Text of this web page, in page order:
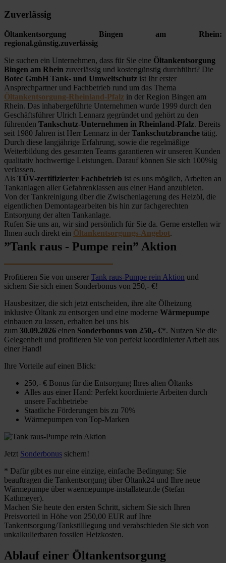
Zuverlässig
Öltankentsorgung Bingen am Rhein:
regional.günstig.zuverlässig
Sie suchen ein Unternehmen, dass für Sie eine Öltankentsorgung
Bingen am Rhein zuverlässig und kostengünstig durchführt? Die
Botec GmbH Tank- und Umweltschutz ist Ihr erster
Ansprechpartner und Fachbetrieb rund um das Thema
Öltankentsorgung-Rheinland-Pfalz in der Region Bingen am
Rhein. Das inhabergeführte Unternehmen wurde 1999 durch den
Geschäftsführer Ulrich Lennarz gegründet und gehört zu den
führenden Tankschutz-Unternehmen in Rheinland-Pfalz. Bereits
seit 1980 Jahren ist Herr Lennarz in der Tankschutzbranche tätig.
Durch diese langjährige Erfahrung, sowie die regelmäßige
Weiterbildung des gesamten Teams garantieren wir unseren Kunden
qualitativ hochwertige Leistungen. Darauf können Sie sich 100%ig
verlassen.
Als TÜV-zertifizierter Fachbetrieb ist es uns möglich, Arbeiten an
Tankanlagen aller Gefahrenklassen aus einer Hand anzubieten.
Von der Tankreinigung über die Zwischenlagerung des Heizöl, die
eigentlichen Demontagearbeiten bis hin zur fachgerechten
Entsorgung der alten Tankanlage.
Rufen Sie uns an, wir sind persönlich für Sie da. Gerne erstellen wir
Ihnen auch direkt ein Öltankentsorgungs-Angebot.
”Tank raus - Pumpe rein” Aktion
Profitieren Sie von unserer Tank raus-Pumpe rein Aktion und
sichern Sie sich einen Sonderbonus von 250,- €!
Hausbesitzer, die sich jetzt entscheiden, ihre alte Ölheizung
inklusive Öltank zu entsorgen und eine moderne Wärmepumpe
einbauen zu lassen, erhalten bei uns bis
zum 30.09.2026 einen Sonderbonus von 250,- €*. Nutzen Sie die
Gelegenheit und profitieren Sie von perfekt koordinierter Arbeit aus
einer Hand!
Ihre Vorteile auf einen Blick:
250,- € Bonus für die Entsorgung Ihres alten Öltanks
Alles aus einer Hand: Perfekt koordinierte Arbeiten durch
unsere Fachbetriebe
Staatliche Förderungen bis zu 70%
Wärmepumpen von Top-Marken
Jetzt Sonderbonus sichern!
* Dafür gibt es nur eine einzige, einfache Bedingung: Sie
beauftragen die Tankentsorgung über Öltank24 und Ihre neue
Wärmepumpe über waermepumpe-installateur.de (Stefan
Kathmeyer).
Machen Sie heute den ersten Schritt, sichern Sie sich Ihren
Preisvorteil in Höhe von 250,00 EUR auf Ihre
Tankentsorgung/Tankstilllegung und verabschieden Sie sich von
unkalkulierbaren fossilen Heizkosten.
Ablauf einer Öltankentsorgung